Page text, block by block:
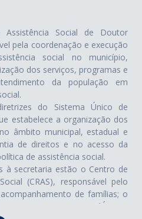
Assistência Social de Doutor
pela coordenação e execução
social no município,
dos serviços, programas e
da população em
do Sistema Único de
estabelece a organização dos
âmbito municipal, estadual e
de direitos e no acesso da
de assistência social.
à secretaria estão o Centro de
(CRAS), responsável pelo
de famílias; o
Sociais (CadÚnico),